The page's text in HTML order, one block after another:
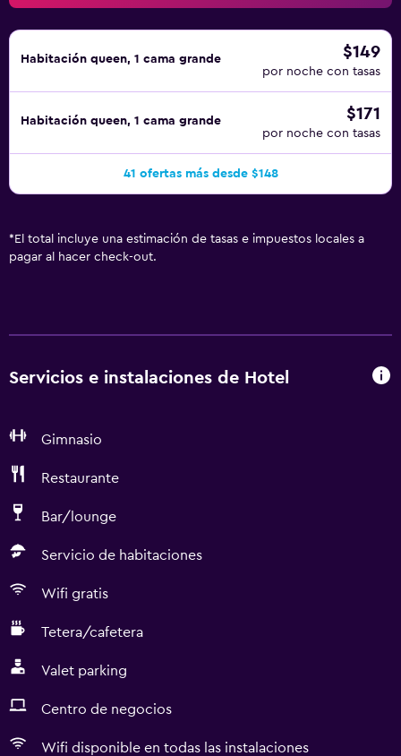
Habitación queen, 1 cama grande $149
por noche con tasas
Habitación queen, 1 cama grande $171
por noche con tasas
41 ofertas más desde $148
* El total incluye una estimación de tasas e impuestos locales a
pagar al hacer check-out.
Servicios e instalaciones de Hotel
Gimnasio
Restaurante
Bar/lounge
Servicio de habitaciones
Wifi gratis
Tetera/cafetera
Valet parking
Centro de negocios
Wifi disponible en todas las instalaciones